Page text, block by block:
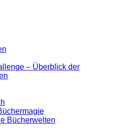
– Überblick der
Bücherwelten